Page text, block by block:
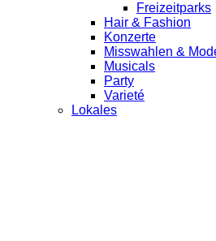
Freizeitparks
Hair & Fashion
Konzerte
Misswahlen &
Musicals
Party
Varieté
Lokales